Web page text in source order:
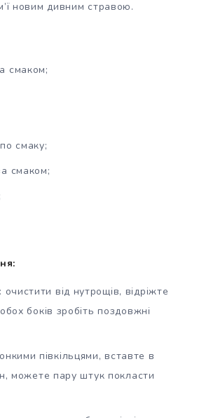
новим дивним стравою.
смаком;
смаку;
смаком;
від нутрощів, відріжте
боків зробіть поздовжні
півкільцями, вставте в
можете пару штук покласти